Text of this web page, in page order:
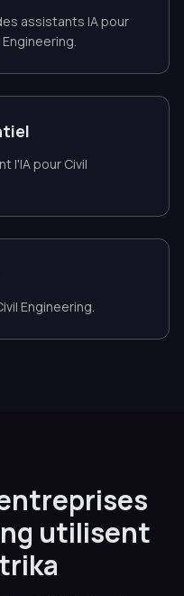
assistants IA pour
l'IA pour Civil
Engineering.
utilisent